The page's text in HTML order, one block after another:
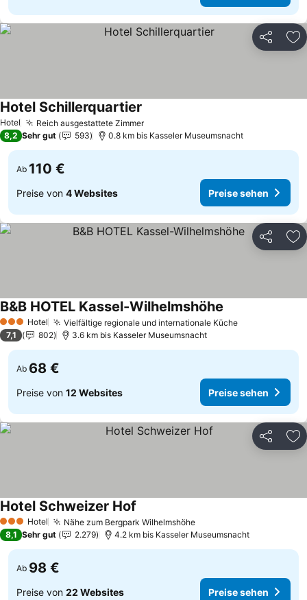
Teilen
Hotel Reich ausgestattete Zimmer
Hotel Schillerquartier
8,2 Sehr gut 593 0.8 km bis Kasseler Museumsnacht
Ab 110 €
Preise von 4 Websites Preise sehen
Teilen
3 SterneHotel Vielfältige regionale und internationale Küche
B&B HOTEL Kassel-Wilhelmshöhe
7,1 802 3.6 km bis Kasseler Museumsnacht
Ab 68 €
Preise von 12 Websites Preise sehen
Teilen
3 SterneHotel Nähe zum Bergpark Wilhelmshöhe
Hotel Schweizer Hof
8,1 Sehr gut 2.279 4.2 km bis Kasseler Museumsnacht
Ab 98 €
Preise von 22 Websites Preise sehen